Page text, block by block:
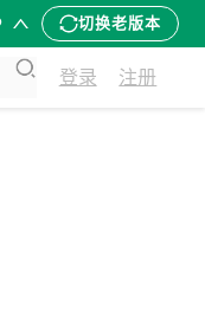
切换老版本
登录 注册